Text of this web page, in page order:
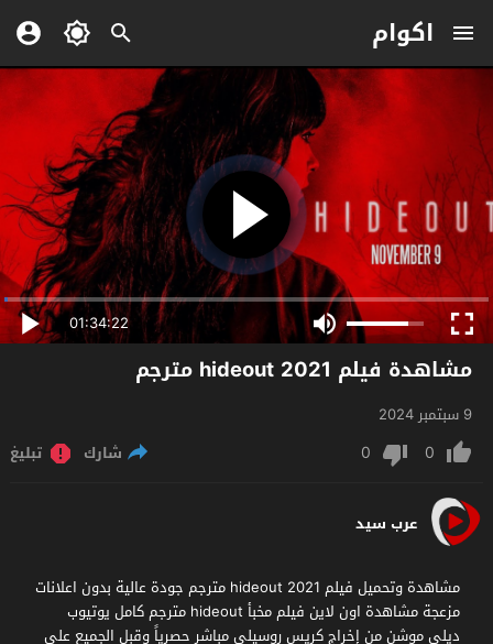
اكوام
01:34:22
مشاهدة فيلم hideout 2021 مترجم
9 سبتمبر 2024
0
0 شارك تبليغ
عرب سيد
مشاهدة وتحميل فيلم hideout 2021 مترجم جودة عالية بدون اعلانات
مزعجة مشاهدة اون لاين فيلم مخبأ hideout مترجم كامل يوتيوب
ديلي موشن من إخراج كريس روسيلي مباشر حصرياً وقبل الجميع على